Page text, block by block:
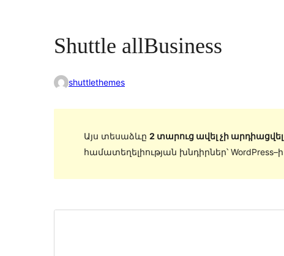
Shuttle allBusiness
shuttlethemes
Այս տեսաձևը 2 տարուց ավել չի արդիացվել
համատեղելիության խնդիրներ՝